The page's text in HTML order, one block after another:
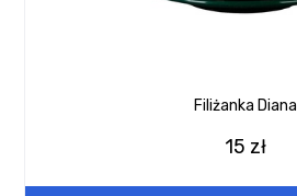
Filiżanka Diana
15 zł